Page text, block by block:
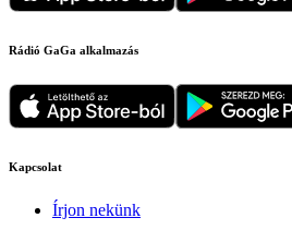
Rádió GaGa alkalmazás
Kapcsolat
Írjon nekünk